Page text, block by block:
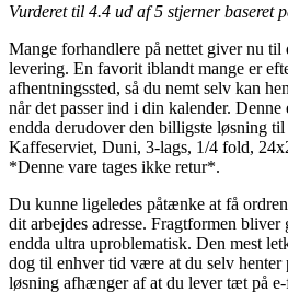
Vurderet til 4.4 ud af 5 stjerner baseret
Mange forhandlere på nettet giver nu til
levering. En favorit iblandt mange er
afhentningssted, så du nemt selv kan
når det passer ind i din kalender.
endda derudover den billigste løsning
Kaffeserviet, Duni, 3-lags, 1/4 fold,
*Denne vare tages ikke retur*.
Du kunne ligeledes påtænke at få
dit arbejdes adresse. Fragtformen bliver
endda ultra uproblematisk. Den mest
dog til enhver tid være at du selv henter
løsning afhænger af at du lever tæt på e-